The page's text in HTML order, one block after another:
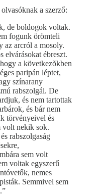
a szerző:
de boldogok voltak.
fogunk örömteli
az arcról a mosoly.
elvárásokat ébreszt.
a következõkben
paripán léptet,
színarany
rabszolgái. De
és nem tartottak
és bár nem
törvényeivel és
volt nekik sok.
rabszolgaság
sem volt
voltak egyszerű
nemes
Semmivel sem